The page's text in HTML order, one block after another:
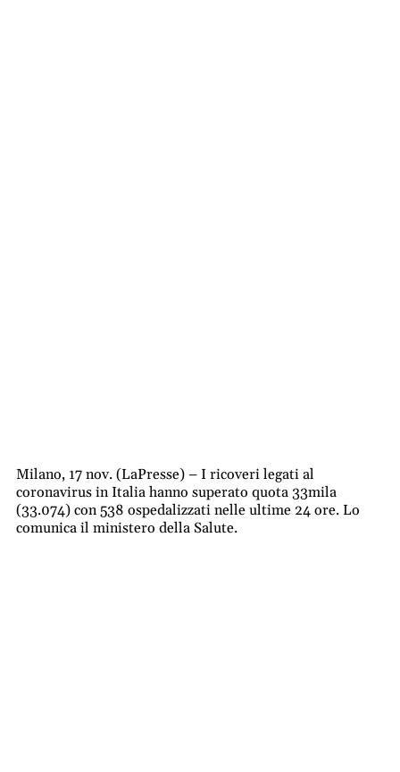
Milano, 17 nov. (LaPresse) – I ricoveri legati al
coronavirus in Italia hanno superato quota 33mila
(33.074) con 538 ospedalizzati nelle ultime 24 ore. Lo
comunica il ministero della Salute.